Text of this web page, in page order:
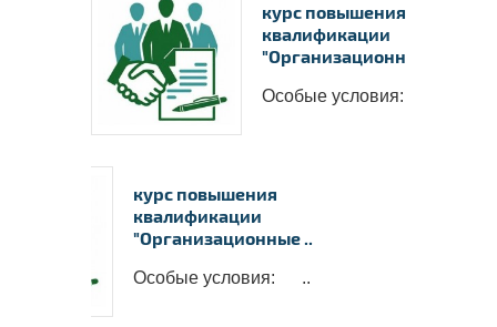
курс повышения
квалификации
"Организационные ..
Особые условия: ..
курс повышения
квалификации
"Организационные ..
Особые условия: ..